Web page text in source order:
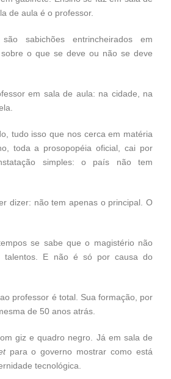
de aula é o professor.
sabichões entrincheirados em
o que se deve ou não se deve
em sala de aula: na cidade, na
tudo isso que nos cerca em matéria
toda a prosopopéia oficial, cai por
simples: o país não tem
dizer: não tem apenas o principal. O
se sabe que o magistério não
talentos. E não é só por causa do
professor é total. Sua formação, por
de 50 anos atrás.
giz e quadro negro. Já em sala de
para o governo mostrar como está
tecnológica.